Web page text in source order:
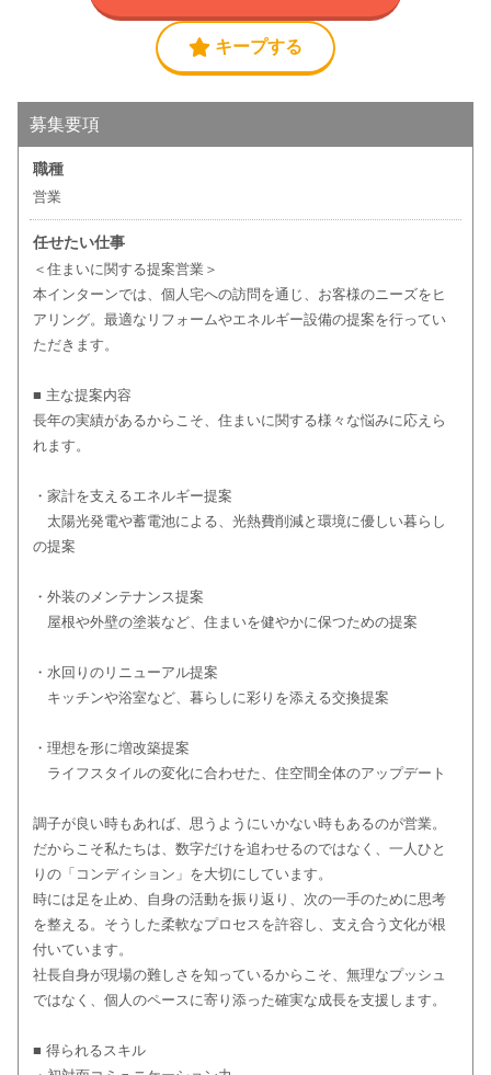
キープする
募集要項
職種
営業
任せたい仕事
＜住まいに関する提案営業＞
本インターンでは、個人宅への訪問を通じ、お客様のニーズをヒ
アリング。最適なリフォームやエネルギー設備の提案を行ってい
ただきます。
■ 主な提案内容
長年の実績があるからこそ、住まいに関する様々な悩みに応えら
れます。
・家計を支えるエネルギー提案
太陽光発電や蓄電池による、光熱費削減と環境に優しい暮らし
の提案
・外装のメンテナンス提案
屋根や外壁の塗装など、住まいを健やかに保つための提案
・水回りのリニューアル提案
キッチンや浴室など、暮らしに彩りを添える交換提案
・理想を形に増改築提案
ライフスタイルの変化に合わせた、住空間全体のアップデート
調子が良い時もあれば、思うようにいかない時もあるのが営業。
だからこそ私たちは、数字だけを追わせるのではなく、一人ひと
りの「コンディション」を大切にしています。
時には足を止め、自身の活動を振り返り、次の一手のために思考
を整える。そうした柔軟なプロセスを許容し、支え合う文化が根
付いています。
社長自身が現場の難しさを知っているからこそ、無理なプッシュ
ではなく、個人のペースに寄り添った確実な成長を支援します。
■ 得られるスキル